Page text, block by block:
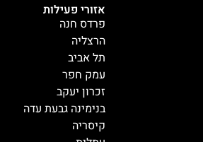
אזורי פעילות
פרדס חנה
הרצליה
תל אביב
עמק חפר
זכרון יעקב
בנימינה גבעת עדה
קיסריה